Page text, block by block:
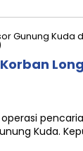
Kuda.